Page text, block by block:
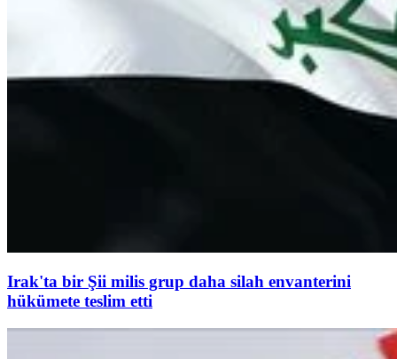
Irak'ta bir Şii milis grup daha silah envanterini
hükümete teslim etti